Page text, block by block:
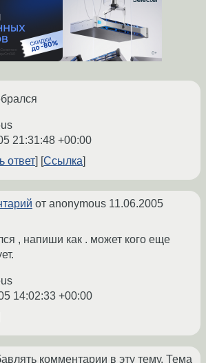
21:31:48 +00:00
ответ
Ссылка
от anonymous 11.06.2005
, напиши как . может кого еще
14:02:33 +00:00
комментарии в эту тему. Тема